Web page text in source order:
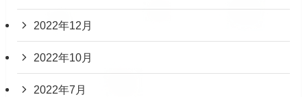
2022年12月
2022年10月
2022年7月